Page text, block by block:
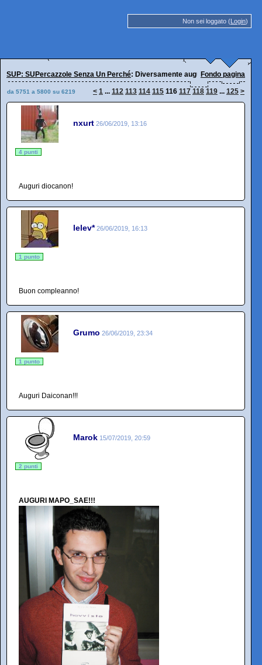
Non sei loggato (Login)
SUP: SUPercazzole Senza Un Perché: Diversamente auguri!Fondo pagina
da 5751 a 5800 su 6219 < 1 ... 112 113 114 115 116 117 118 119 ... 125 >
nxurt 26/06/2019, 13:16
4 punti
Auguri diocanon!
lelev* 26/06/2019, 16:13
1 punto
Buon compleanno!
Grumo 26/06/2019, 23:34
1 punto
Auguri Daiconan!!!
Marok 15/07/2019, 20:59
2 punti
AUGURI MAPO_SAE!!!